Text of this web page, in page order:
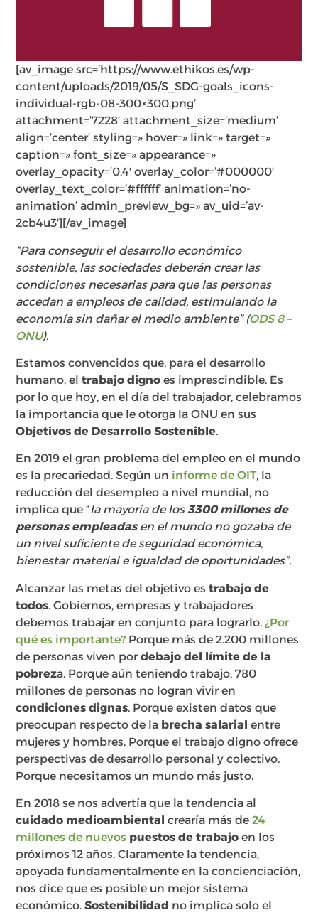
[av_image src=’https://www.ethikos.es/wp-
content/uploads/2019/05/S_SDG-goals_icons-
individual-rgb-08-300×300.png’
attachment=’7228′ attachment_size=’medium’
align=’center’ styling=» hover=» link=» target=»
caption=» font_size=» appearance=»
overlay_opacity=’0.4′ overlay_color=’#000000′
overlay_text_color=’#ffffff’ animation=’no-
animation’ admin_preview_bg=» av_uid=’av-
2cb4u3′][/av_image]
“Para conseguir el desarrollo económico
sostenible, las sociedades deberán crear las
condiciones necesarias para que las personas
accedan a empleos de calidad, estimulando la
economía sin dañar el medio ambiente” (ODS 8 –
ONU).
Estamos convencidos que, para el desarrollo
humano, eltrabajo digno es imprescindible. Es
por lo que hoy, en el día del trabajador, celebramos
la importancia que le otorga la ONU en sus
Objetivos de Desarrollo Sostenible.
En 2019 el gran problema del empleo en el mundo
es la precariedad. Según un informe de OIT, la
reducción del desempleo a nivel mundial, no
implica que “la mayoría de los3300 millones de
personas empleadasen el mundo no gozaba de
un nivel suficiente de seguridad económica,
bienestar material e igualdad de oportunidades”.
Alcanzar las metas del objetivo estrabajo de
todos. Gobiernos, empresas y trabajadores
debemos trabajar en conjunto para lograrlo.¿Por
qué es importante? Porque más de 2.200 millones
de personas viven pordebajo del límite de la
pobreza. Porque aún teniendo trabajo, 780
millones de personas no logran vivir en
condiciones dignas. Porque existen datos que
preocupan respecto de la brecha salarial entre
mujeres y hombres. Porque el trabajo digno ofrece
perspectivas de desarrollo personal y colectivo.
Porque necesitamos un mundo más justo.
En 2018 se nos advertía que la tendencia al
cuidado medioambiental crearía más de24
millones de nuevos puestos de trabajo en los
próximos 12 años. Claramente la tendencia,
apoyada fundamentalmente en la concienciación,
nos dice que es posible un mejor sistema
económico.Sostenibilidad no implica solo el